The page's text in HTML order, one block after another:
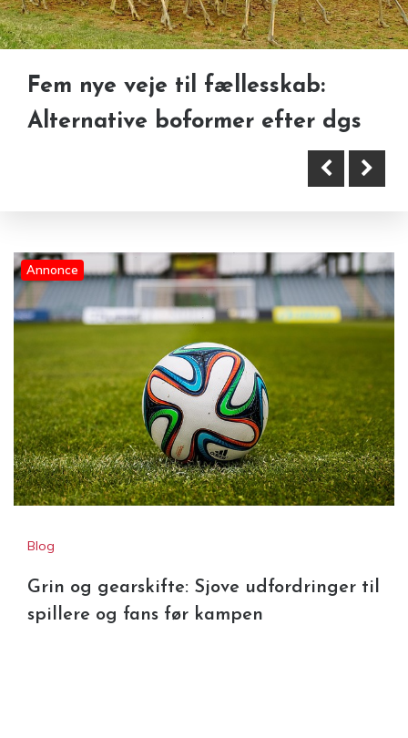
udfordringer til spillere og fans
Usynlig bøjle
Fem nye veje til fællesskab:
Alternative boformer efter dgs
Annonce
Blog
Grin og gearskifte: Sjove udfordringer til
spillere og fans før kampen